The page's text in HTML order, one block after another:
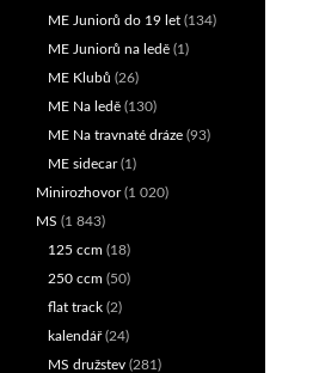
ME Juniorů do 19 let (134)
ME Juniorů na ledě (1)
ME Klubů (26)
ME Na ledě (130)
ME Na travnaté dráze (93)
ME sidecar(1)
Minirozhovor(1 020)
MS (1 843)
125 ccm (18)
250 ccm (50)
flat track (2)
kalendář(24)
MS družstev (281)